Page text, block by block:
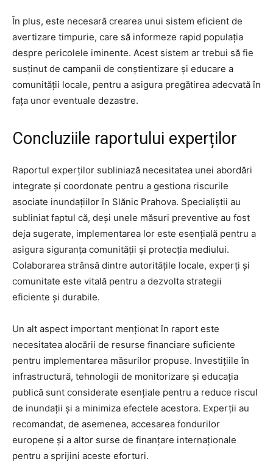
În plus, este necesară crearea unui sistem eficient de
avertizare timpurie, care să informeze rapid populația
despre pericolele iminente. Acest sistem ar trebui să fie
susținut de campanii de conștientizare și educare a
comunității locale, pentru a asigura pregătirea adecvată în
fața unor eventuale dezastre.
Concluziile raportului experților
Raportul experților subliniază necesitatea unei abordări
integrate și coordonate pentru a gestiona riscurile
asociate inundațiilor în Slănic Prahova. Specialiștii au
subliniat faptul că, deși unele măsuri preventive au fost
deja sugerate, implementarea lor este esențială pentru a
asigura siguranța comunității și protecția mediului.
Colaborarea strânsă dintre autoritățile locale, experți și
comunitate este vitală pentru a dezvolta strategii
eficiente și durabile.
Un alt aspect important menționat în raport este
necesitatea alocării de resurse financiare suficiente
pentru implementarea măsurilor propuse. Investițiile în
infrastructură, tehnologii de monitorizare și educația
publică sunt considerate esențiale pentru a reduce riscul
de inundații și a minimiza efectele acestora. Experții au
recomandat, de asemenea, accesarea fondurilor
europene și a altor surse de finanțare internaționale
pentru a sprijini aceste eforturi.